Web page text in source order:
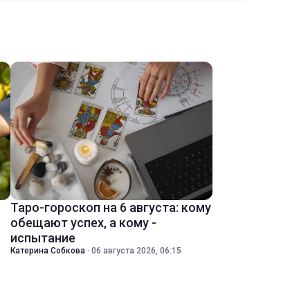
Таро-гороскоп на 6 августа: кому
обещают успех, а кому -
испытание
Катерина Собкова · 06 августа 2026, 06:15